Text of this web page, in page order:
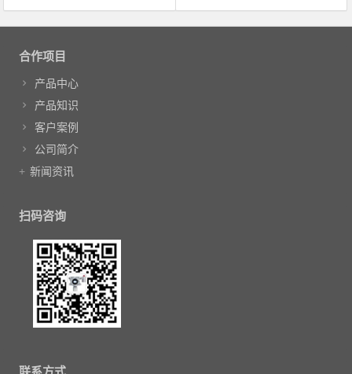
文章导航
合作项目
产品中心
产品知识
客户案例
公司简介
新闻资讯
扫码咨询